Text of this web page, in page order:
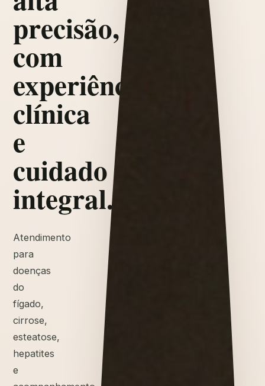
precisão,
com
experiência
clínica
e
cuidado
integral.
Atendimento
para
doenças
do
fígado,
cirrose,
esteatose,
hepatites
e